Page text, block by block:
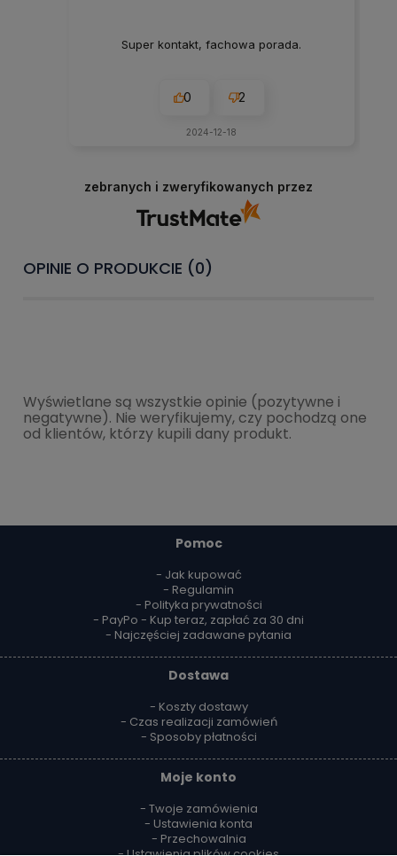
Super kontakt, fachowa porada.
0 2
2024-12-18
zebranych i zweryfikowanych przez
OPINIE O PRODUKCIE (0)
Wyświetlane są wszystkie opinie (pozytywne i
negatywne). Nie weryfikujemy, czy pochodzą one
od klientów, którzy kupili dany produkt.
Pomoc
- Jak kupować
- Regulamin
- Polityka prywatności
- PayPo - Kup teraz, zapłać za 30 dni
- Najczęściej zadawane pytania
Dostawa
- Koszty dostawy
- Czas realizacji zamówień
- Sposoby płatności
Moje konto
- Twoje zamówienia
- Ustawienia konta
- Przechowalnia